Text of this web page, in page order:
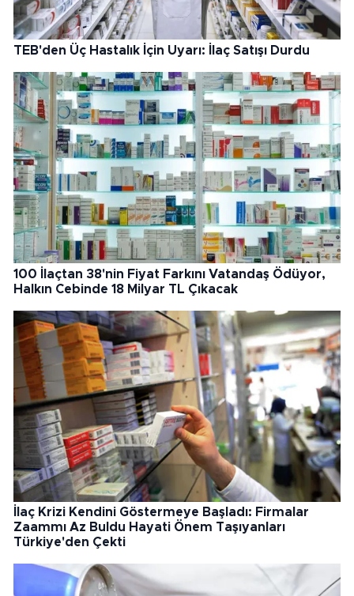
TEB'den Üç Hastalık İçin Uyarı: İlaç Satışı Durdu
100 İlaçtan 38'nin Fiyat Farkını Vatandaş Ödüyor,
Halkın Cebinde 18 Milyar TL Çıkacak
İlaç Krizi Kendini Göstermeye Başladı: Firmalar
Zaammı Az Buldu Hayati Önem Taşıyanları
Türkiye'den Çekti